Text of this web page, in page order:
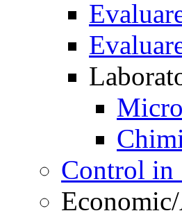
Control in